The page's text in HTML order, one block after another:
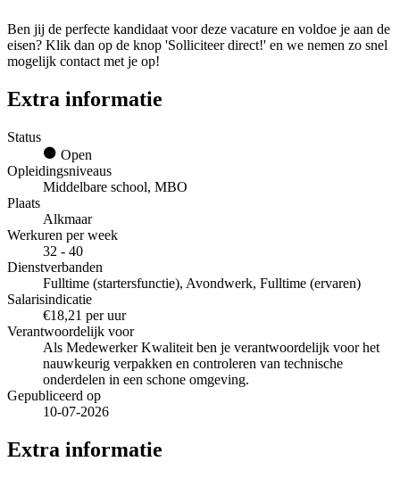
Ben jij de perfecte kandidaat voor deze vacature en voldoe je aan de
eisen? Klik dan op de knop 'Solliciteer direct!' en we nemen zo snel
mogelijk contact met je op!
Extra informatie
Status
Open
Opleidingsniveaus
Middelbare school, MBO
Plaats
Alkmaar
Werkuren per week
32 - 40
Dienstverbanden
Fulltime (startersfunctie), Avondwerk, Fulltime (ervaren)
Salarisindicatie
€18,21 per uur
Verantwoordelijk voor
Als Medewerker Kwaliteit ben je verantwoordelijk voor het
nauwkeurig verpakken en controleren van technische
onderdelen in een schone omgeving.
Gepubliceerd op
10-07-2026
Extra informatie